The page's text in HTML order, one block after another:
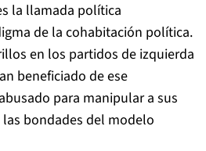
la llamada política
de la cohabitación política.
en los partidos de izquierda
beneficiado de ese
para manipular a sus
bondades del modelo